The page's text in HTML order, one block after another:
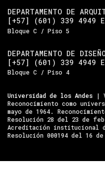
DEPARTAMENTO DE
[+57] (601) 339 4949
Bloque C / Piso 5
DEPARTAMENTO DE
[+57] (601) 339 4949
Bloque C / Piso 4
Universidad de los Andes |
Reconocimiento como
mayo de 1964.
Resolución 28 del 23 de
Acreditación institucional
Resolución 000194 del 16